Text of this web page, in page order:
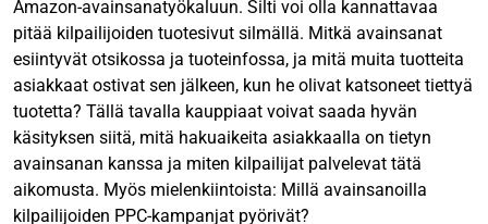
Amazon-avainsanatyökaluun. Silti voi olla kannattavaa
pitää kilpailijoiden tuotesivut silmällä. Mitkä avainsanat
esiintyvät otsikossa ja tuoteinfossa, ja mitä muita tuotteita
asiakkaat ostivat sen jälkeen, kun he olivat katsoneet tiettyä
tuotetta? Tällä tavalla kauppiaat voivat saada hyvän
käsityksen siitä, mitä hakuaikeita asiakkaalla on tietyn
avainsanan kanssa ja miten kilpailijat palvelevat tätä
aikomusta. Myös mielenkiintoista: Millä avainsanoilla
kilpailijoiden PPC-kampanjat pyörivät?